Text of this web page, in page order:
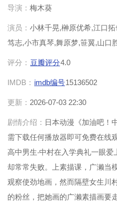
导演： 梅木葵
演员： 小林千晃,榊原优希,江口
笃志,小市真琴,舞原梦,笹翼,山口
评分： 豆瓣评分4.0
IMDB： imdb编号15136502
更新： 2026-07-03 22:30
剧情介绍： 日本动漫《加油吧！
需下载任何播放器即可免费在线
高中男生‧中村在入学典礼一眼
却常常失败。上素描课，广濑当
观察使劲地画，然而隔壁女生川
的粉丝，把她画的广濑素描画要